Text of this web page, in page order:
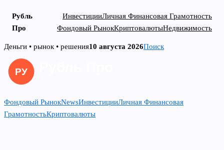
Рубль
Про
ИнвестицииЛичная Финансовая Грамотность
Фондовый РынокКриптовалютыНедвижимость
Skip
content
Деньги • рынок • решения10 августа 2026Поиск
Фондовый РынокNewsИнвестицииЛичная Финансовая
ГрамотностьКриптовалюты